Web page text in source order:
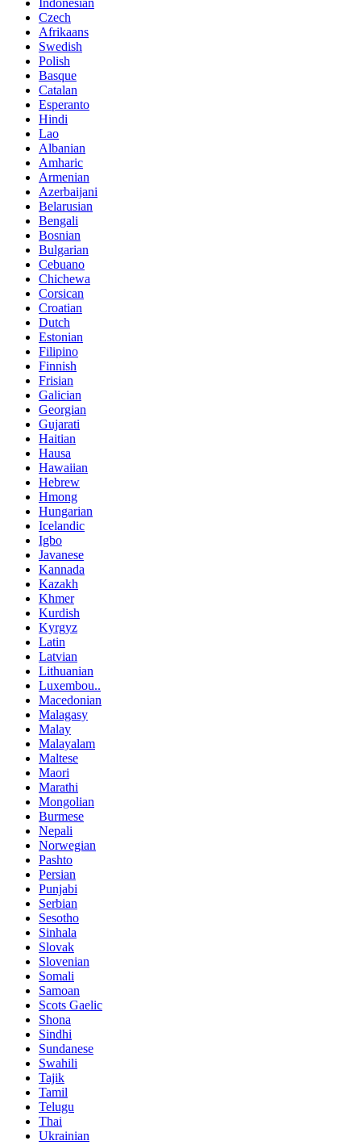
Czech
Afrikaans
Swedish
Polish
Basque
Catalan
Esperanto
Hindi
Lao
Albanian
Amharic
Armenian
Azerbaijani
Belarusian
Bengali
Bosnian
Bulgarian
Cebuano
Chichewa
Corsican
Croatian
Dutch
Estonian
Filipino
Finnish
Frisian
Galician
Georgian
Gujarati
Haitian
Hausa
Hawaiian
Hebrew
Hmong
Hungarian
Icelandic
Igbo
Javanese
Kannada
Kazakh
Khmer
Kurdish
Kyrgyz
Latin
Latvian
Lithuanian
Luxembou..
Macedonian
Malagasy
Malay
Malayalam
Maltese
Maori
Marathi
Mongolian
Burmese
Nepali
Norwegian
Pashto
Persian
Punjabi
Serbian
Sesotho
Sinhala
Slovak
Slovenian
Somali
Samoan
Scots Gaelic
Shona
Sindhi
Sundanese
Swahili
Tajik
Tamil
Telugu
Thai
Ukrainian